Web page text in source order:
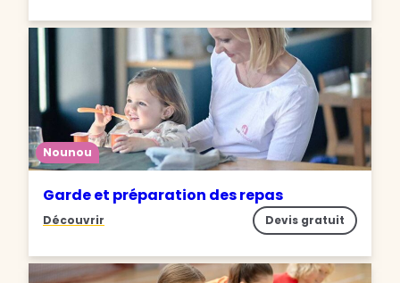
Nounou
Garde et préparation des repas
Découvrir Devis gratuit